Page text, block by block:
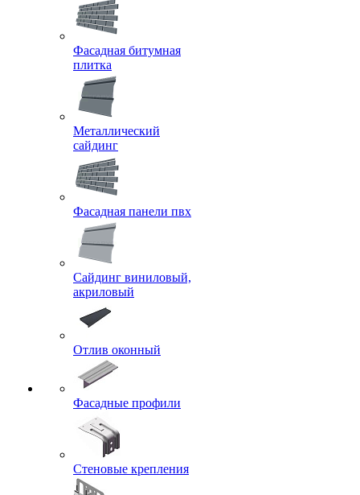
Фасадная битумная
плитка
Металлический
сайдинг
Фасадная панели пвх
Сайдинг виниловый,
акриловый
Отлив оконный
Фасадные профили
Стеновые крепления